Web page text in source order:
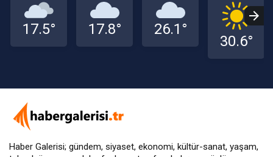
17.5° 17.8° 26.1°
30.6°
Haber Galerisi; gündem, siyaset, ekonomi, kültür-sanat, yaşam,